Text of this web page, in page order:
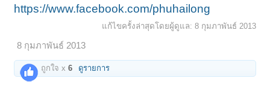
https://www.facebook.com/phuhailong
แก้ไขครั้งล่าสุดโดยผู้ดูแล: 8 กุมภาพันธ์ 2013
8 กุมภาพันธ์ 2013
ถูกใจ x6 ดูรายการ